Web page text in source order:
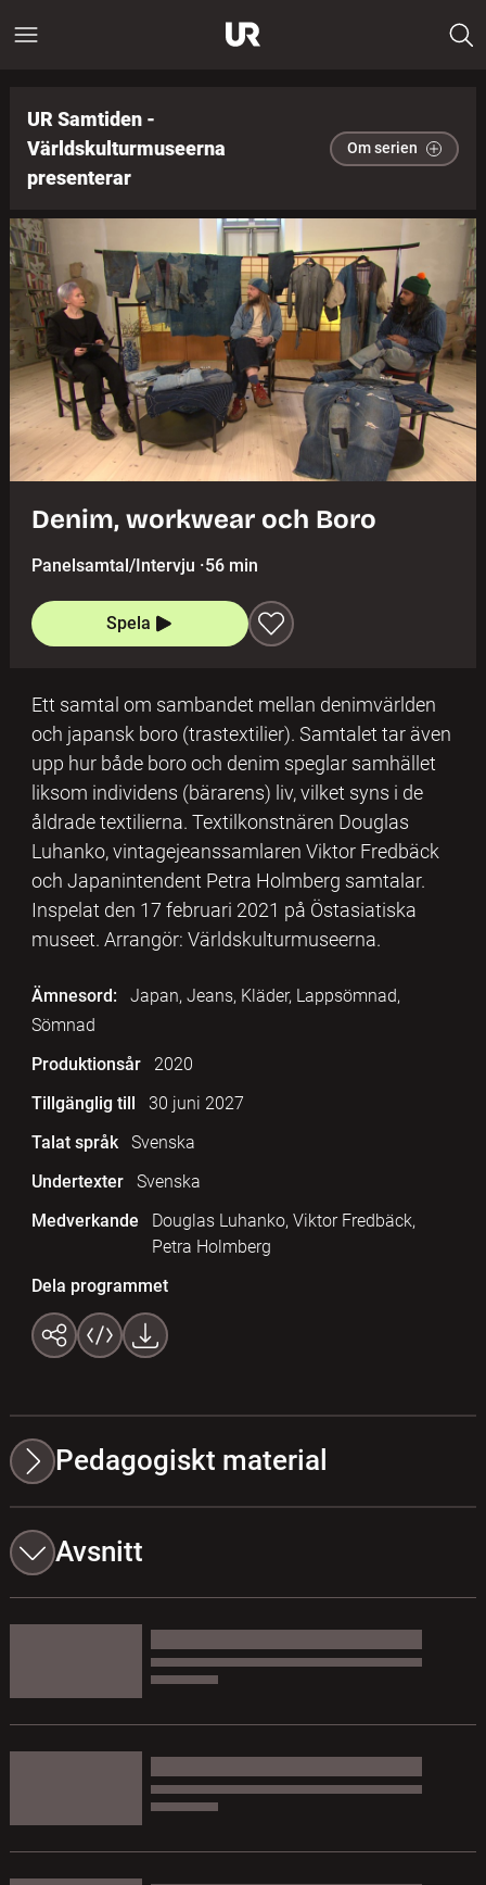
UR Samtiden -
Världskulturmuseerna
presenterar
Om serien
Denim, workwear och Boro
Panelsamtal/Intervju ·56 min
Spela
Ett samtal om sambandet mellan denimvärlden
och japansk boro (trastextilier). Samtalet tar även
upp hur både boro och denim speglar samhället
liksom individens (bärarens) liv, vilket syns i de
åldrade textilierna. Textilkonstnären Douglas
Luhanko, vintagejeanssamlaren Viktor Fredbäck
och Japanintendent Petra Holmberg samtalar.
Inspelat den 17 februari 2021 på Östasiatiska
museet. Arrangör: Världskulturmuseerna.
Ämnesord:
Japan, Jeans, Kläder, Lappsömnad,
Sömnad
Produktionsår
2020
Tillgänglig till
30 juni 2027
Talat språk
Svenska
Undertexter
Svenska
Medverkande
Douglas Luhanko, Viktor Fredbäck,
Petra Holmberg
Dela programmet
Pedagogiskt material
Avsnitt